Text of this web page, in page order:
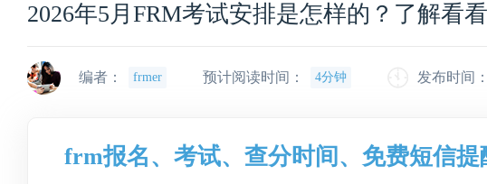
2026年5月FRM考试安排是怎样的？了解看看
编者： frmer 预计阅读时间： 4分钟 发布时间
frm报名、考试、查分时间、免费短信提